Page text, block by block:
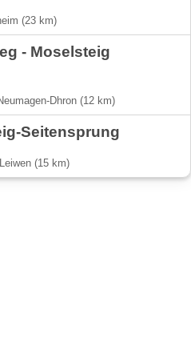
(23 km)
- Moselsteig
Dhron (12 km)
Seitensprung
(15 km)